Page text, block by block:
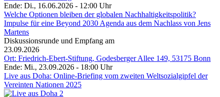
Ende: Di., 16.06.2026 - 12:00 Uhr
Welche Optionen bleiben der globalen Nachhaltigkeitspolitik?
Impulse für eine Beyond 2030 Agenda aus dem Nachlass von Jens
Martens
Diskussionsrunde und Empfang am
23.09.2026
Ort: Friedrich-Ebert-Stiftung, Godesberger Allee 149, 53175 Bonn
Ende: Mi., 23.09.2026 - 18:00 Uhr
Live aus Doha: Online-Briefing vom zweiten Weltsozialgipfel der
Vereinten Nationen 2025